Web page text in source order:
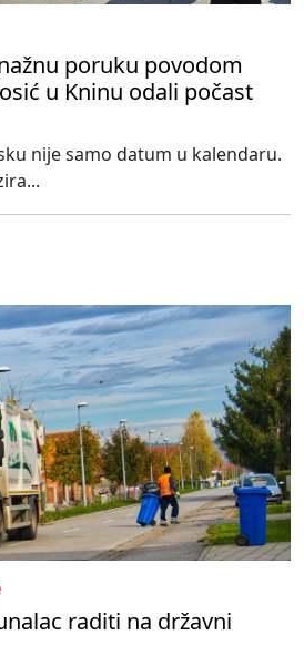
poruku povodom
u Kninu odali počast
nije samo datum u kalendaru.
raditi na državni